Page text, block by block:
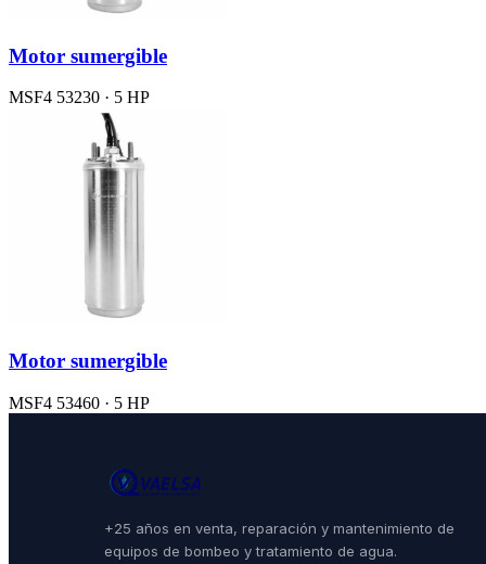
Motor sumergible
MSF4 53230 · 5 HP
Motor sumergible
MSF4 53460 · 5 HP
+25 años en venta, reparación y mantenimiento de
equipos de bombeo y tratamiento de agua.